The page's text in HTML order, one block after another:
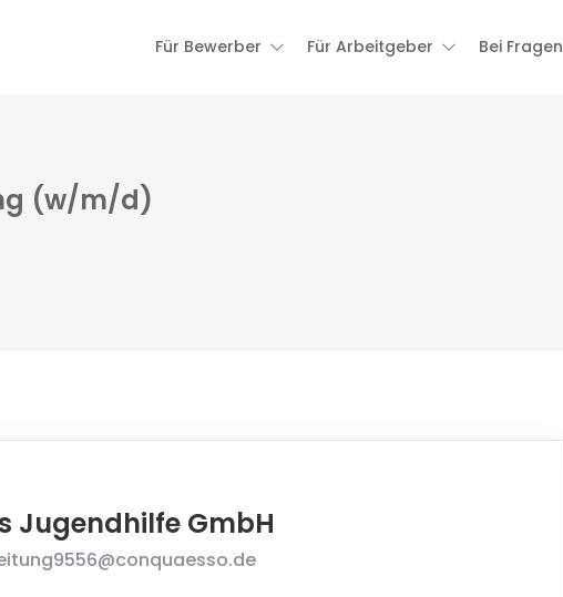
Für Bewerber Für Arbeitgeber Bei Fragen
(w/m/d)
Jugendhilfe GmbH